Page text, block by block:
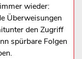
wieder:
Überweisungen
den Zugriff
spürbare Folgen